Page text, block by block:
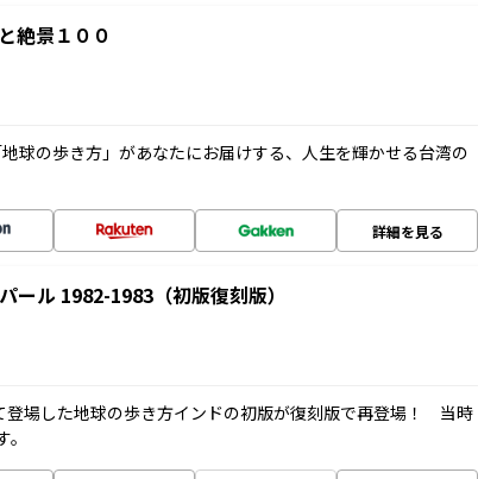
絶景１００
球の歩き方」があなたにお届けする、人生を輝かせる台湾の
詳細を見る
ール 1982-1983（初版復刻版）
登場した地球の歩き方インドの初版が復刻版で再登場！ 当時